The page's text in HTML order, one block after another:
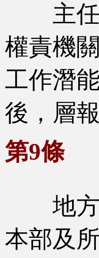
主任
權責機
工作潛
後，層
第9條
地方
本部及